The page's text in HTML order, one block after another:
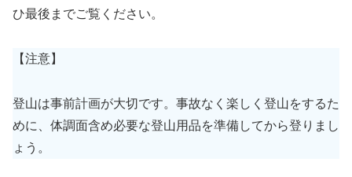
ひ最後までご覧ください。
【注意】
登山は事前計画が大切です。事故なく楽しく登山をするた
めに、体調面含め必要な登山用品を準備してから登りまし
ょう。